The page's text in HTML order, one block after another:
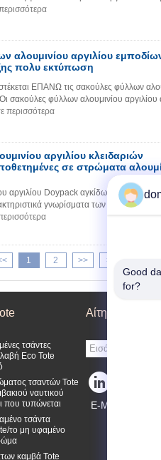
αλουμινίου αργιλίου
πολυ εκτύπωση
ΕΠΑΝΩ τις σακούλες φύλλων
φύλλων αλουμινίου αργιλίου
περισσότερα
αργιλίου κλειδαριών
σε στρώματα
αργιλίου Doypack αγκίδων
γνωρίσματα των σακουλών
1 2 >> >|
τσάντες
Eco Tote
τσαντών Tote
ναυτικού
που τυπώνεται
τσάντα
το μη υφαμένο
καμβά Tote
Αίτηση
E-Mail
Good
for?